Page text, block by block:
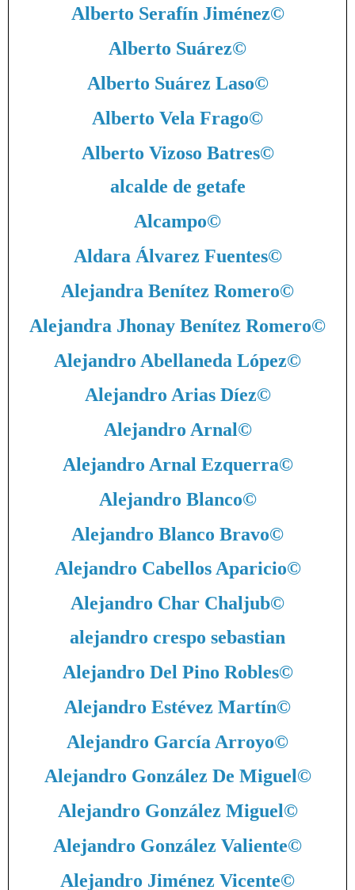
Alberto Serafín Jiménez©
Alberto Suárez©
Alberto Suárez Laso©
Alberto Vela Frago©
Alberto Vizoso Batres©
alcalde de getafe
Alcampo©
Aldara Álvarez Fuentes©
Alejandra Benítez Romero©
Alejandra Jhonay Benítez Romero©
Alejandro Abellaneda López©
Alejandro Arias Díez©
Alejandro Arnal ©
Alejandro Arnal Ezquerra©
Alejandro Blanco©
Alejandro Blanco Bravo©
Alejandro Cabellos Aparicio©
Alejandro Char Chaljub©
alejandro crespo sebastian
Alejandro Del Pino Robles©
Alejandro Estévez Martín©
Alejandro García Arroyo©
Alejandro González De Miguel©
Alejandro González Miguel©
Alejandro González Valiente©
Alejandro Jiménez Vicente©